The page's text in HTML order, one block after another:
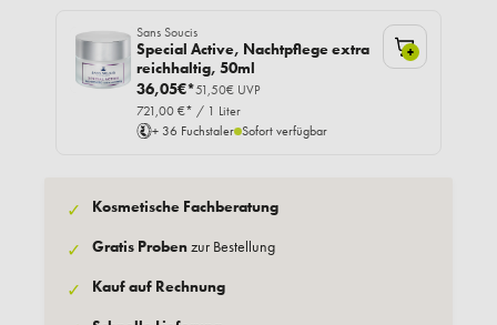
Sans Soucis
Special Active, Nachtpflege extra
reichhaltig, 50ml
36,05€*51,50€ UVP
721,00 €* / 1 Liter
+ 36 Fuchstaler Sofort verfügbar
+
✓ Kosmetische Fachberatung
✓ Gratis Probenzur Bestellung
✓ Kauf auf Rechnung